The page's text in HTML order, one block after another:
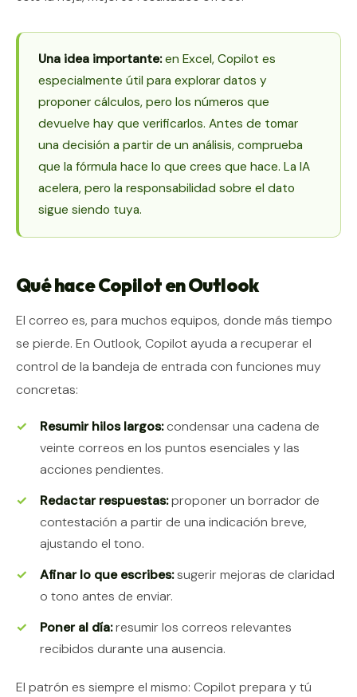
Una idea importante:en Excel, Copilot es
especialmente útil para explorar datos y
proponer cálculos, pero los números que
devuelve hay que verificarlos. Antes de tomar
una decisión a partir de un análisis, comprueba
que la fórmula hace lo que crees que hace. La IA
acelera, pero la responsabilidad sobre el dato
sigue siendo tuya.
Qué hace Copilot en Outlook
El correo es, para muchos equipos, donde más tiempo
se pierde. En Outlook, Copilot ayuda a recuperar el
control de la bandeja de entrada con funciones muy
concretas:
Resumir hilos largos:condensar una cadena de
veinte correos en los puntos esenciales y las
acciones pendientes.
Redactar respuestas:proponer un borrador de
contestación a partir de una indicación breve,
ajustando el tono.
Afinar lo que escribes:sugerir mejoras de claridad
o tono antes de enviar.
Poner al día:resumir los correos relevantes
recibidos durante una ausencia.
El patrón es siempre el mismo: Copilot prepara y tú